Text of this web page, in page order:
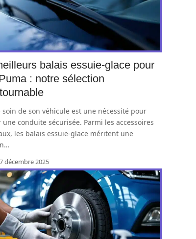
balais essuie-glace pour
: notre sélection
soin de son véhicule est une nécessité pour
conduite sécurisée. Parmi les accessoires
les balais essuie-glace méritent une
…
décembre 2025